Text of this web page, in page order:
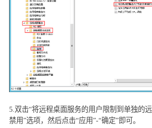
5. 双击“将远程桌面服务的用户限制到单独的
禁用”选项，然后点击“应用”-“确定”即可。